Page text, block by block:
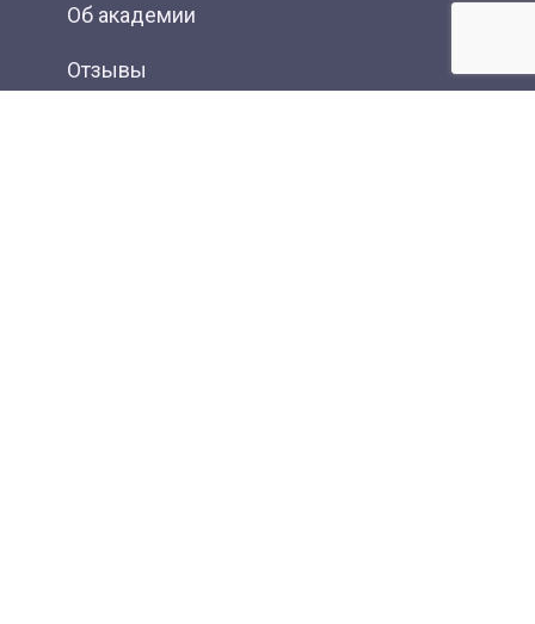
Об академии
Отзывы